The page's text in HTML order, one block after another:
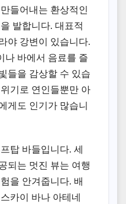
들어내는 환상적인
발합니다. 대표적
야 강변이 있습니다.
나 바에서 음료를 즐
들을 감상할 수 있습
기로 연인들뿐만 아
게도 인기가 많습니
탑 바들입니다. 세
되는 멋진 뷰는 여행
을 안겨줍니다. 배
카이 바나 아테네